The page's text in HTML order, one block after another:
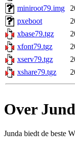
miniroot79.img
pxeboot
xbase79.tgz
xfont79.tgz
xserv79.tgz
xshare79.tgz
Over
Junda biedt de beste